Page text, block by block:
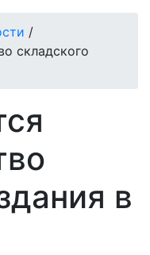
/
складского
в